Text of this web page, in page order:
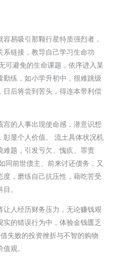
易吸引那颗行星特质强烈者，
链接，教导自己学习生命功
可避免的生命课题，依序进入某
练，如小学升初中，很难跳级
日后将尝到苦头，得连本带利偿
的人事出现使命感，潜意识想
彰显个人价值。 流土具体状况机
难题，引发亏欠、愧疚、罪责
同前世债主、前来讨还债务，又
，磨练自己抗压性，藉吃苦受
。
让人经历财务压力，无论赚钱艰
的错误行为中，体验金钱匮乏
失败的投资挫折与不智的购物
观。